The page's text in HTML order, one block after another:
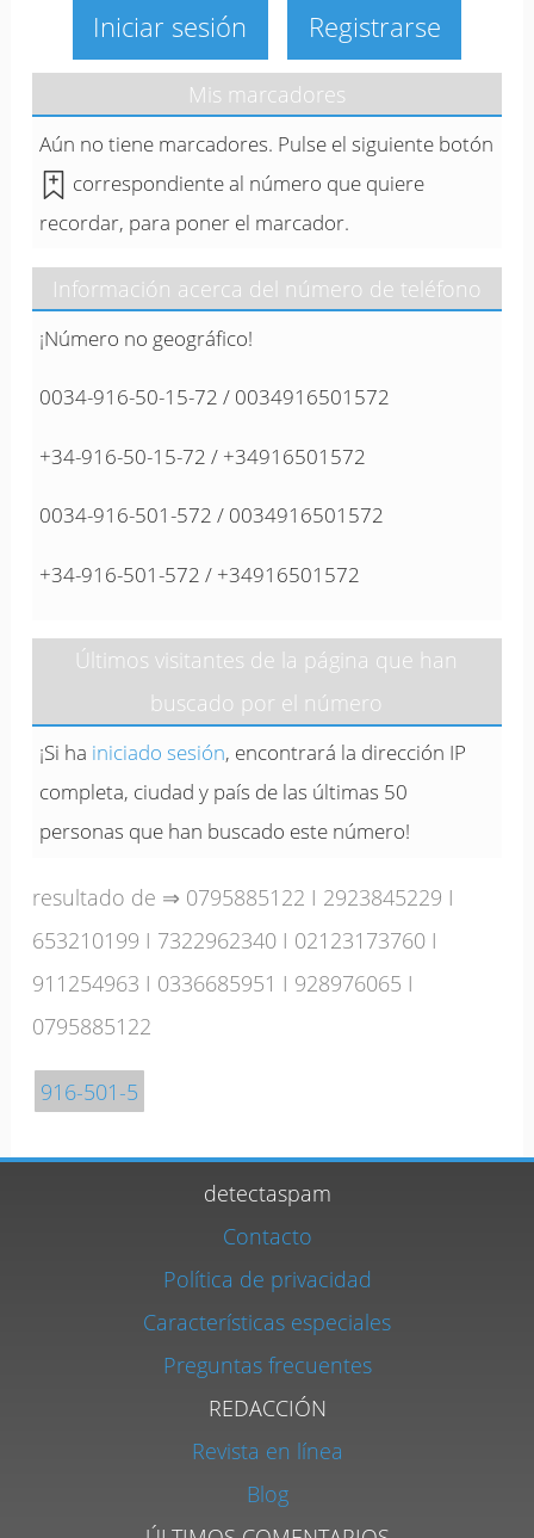
Iniciar sesión Registrarse
Mis marcadores
Aún no tiene marcadores. Pulse el siguiente botón
correspondiente al número que quiere
recordar, para poner el marcador.
Información acerca del número de teléfono
¡Número no geográfico!
0034-916-50-15-72 / 0034916501572
+34-916-50-15-72 / +34916501572
0034-916-501-572 / 0034916501572
+34-916-501-572 / +34916501572
Últimos visitantes de la página que han
buscado por el número
¡Si ha iniciado sesión, encontrará la dirección IP
completa, ciudad y país de las últimas 50
personas que han buscado este número!
resultado de ⇒ 0795885122 I 2923845229 I
653210199 I 7322962340 I 02123173760 I
911254963 I 0336685951 I 928976065 I
0795885122
916-501-5
detectaspam
Contacto
Política de privacidad
Características especiales
Preguntas frecuentes
REDACCIÓN
Revista en línea
Blog